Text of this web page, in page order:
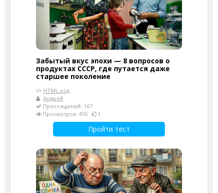
Забытый вкус эпохи — 8 вопросов о
продуктах СССР, где путается даже
старшее поколение
HTML-код
Андрей
Прохождений: 167
Просмотров: 455
1
Пройти тест